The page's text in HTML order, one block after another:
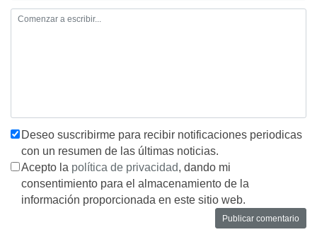
Deseo suscribirme para recibir notificaciones periodicas
con un resumen de las últimas noticias.
Acepto la política de privacidad, dando mi
consentimiento para el almacenamiento de la
información proporcionada en este sitio web.